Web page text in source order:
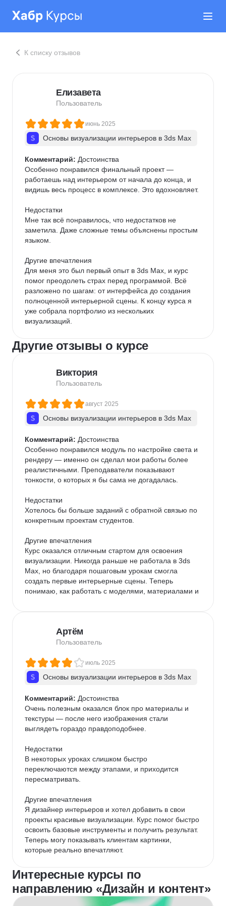
К списку отзывов
Елизавета
Пользователь
июнь 2025
Основы визуализации интерьеров в 3ds Max
Комментарий: Достоинства
Особенно понравился финальный проект —
работаешь над интерьером от начала до конца, и
видишь весь процесс в комплексе. Это вдохновляет.
Недостатки
Мне так всё понравилось, что недостатков не
заметила. Даже сложные темы объяснены простым
языком.
Другие впечатления
Для меня это был первый опыт в 3ds Max, и курс
помог преодолеть страх перед программой. Всё
разложено по шагам: от интерфейса до создания
полноценной интерьерной сцены. К концу курса я
уже собрала портфолио из нескольких
визуализаций.
Другие отзывы о курсе
Виктория
Пользователь
август 2025
Основы визуализации интерьеров в 3ds Max
Комментарий: Достоинства
Особенно понравился модуль по настройке света и
рендеру — именно он сделал мои работы более
реалистичными. Преподаватели показывают
тонкости, о которых я бы сама не догадалась.
Недостатки
Хотелось бы больше заданий с обратной связью по
конкретным проектам студентов.
Другие впечатления
Курс оказался отличным стартом для освоения
визуализации. Никогда раньше не работала в 3ds
Max, но благодаря пошаговым урокам смогла
создать первые интерьерные сцены. Теперь
понимаю, как работать с моделями, материалами и
Артём
Пользователь
июль 2025
Основы визуализации интерьеров в 3ds Max
Комментарий: Достоинства
Очень полезным оказался блок про материалы и
текстуры — после него изображения стали
выглядеть гораздо правдоподобнее.
Недостатки
В некоторых уроках слишком быстро
переключаются между этапами, и приходится
пересматривать.
Другие впечатления
Я дизайнер интерьеров и хотел добавить в свои
проекты красивые визуализации. Курс помог быстро
освоить базовые инструменты и получить результат.
Теперь могу показывать клиентам картинки,
которые реально впечатляют.
Интересные курсы по
направлению «Дизайн и контент»